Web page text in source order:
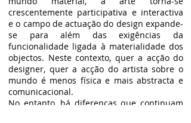
crescentemente participativa e interactiva
e o campo de actuação do design expande-
se para além das exigências da
funcionalidade ligada à materialidade dos
objectos. Neste contexto, quer a acção do
designer, quer a acção do artista sobre o
mundo é menos física e mais abstracta e
comunicacional.
No entanto, há diferenças que continuam